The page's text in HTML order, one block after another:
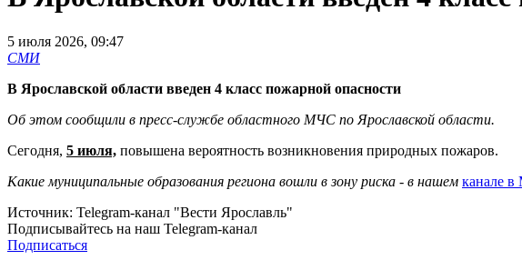
5 июля 2026, 09:47
СМИ
В Ярославской области введен 4 класс пожарной опасности
Об этом сообщили в пресс-службе областного МЧС по Ярославской области.
Сегодня, 5 июля, повышена вероятность возникновения природных пожаров.
Какие муниципальные образования региона вошли в зону риска - в нашем канале
Источник: Telegram-канал "Вести Ярославль"
Подписывайтесь на наш Telegram-канал
Подписаться